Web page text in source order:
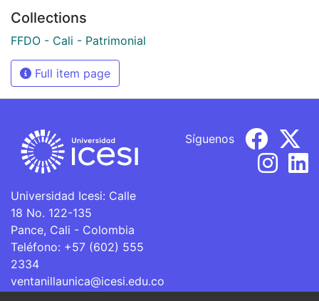
Collections
FFDO - Cali - Patrimonial
Full item page
Universidad Icesi: Calle
18 No. 122-135
Pance, Cali - Colombia
Teléfono: +57 (602) 555
2334
ventanillaunica@icesi.edu.co
Síguenos